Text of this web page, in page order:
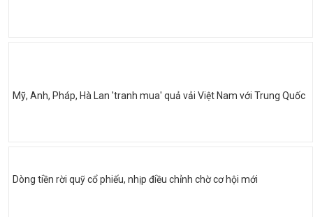
Mỹ, Anh, Pháp, Hà Lan 'tranh mua' quả vải Việt Nam với Trung Quốc
Dòng tiền rời quỹ cổ phiếu, nhịp điều chỉnh chờ cơ hội mới